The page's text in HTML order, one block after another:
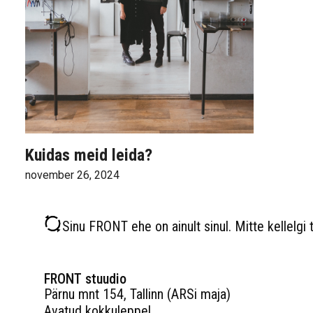
Kuidas meid leida?
november 26, 2024
Sinu FRONT ehe on ainult sinul. Mitte kellelgi
FRONT stuudio
Pärnu mnt 154, Tallinn (ARSi maja)